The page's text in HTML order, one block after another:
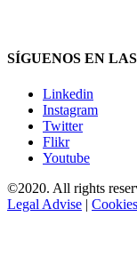
SÍGUENOS EN
Linkedin
Instagram
Twitter
Flikr
Youtube
©2020. All rights
Legal Advise |